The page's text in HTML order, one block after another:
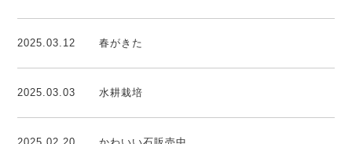
2025.03.12 春がきた
2025.03.03 水耕栽培